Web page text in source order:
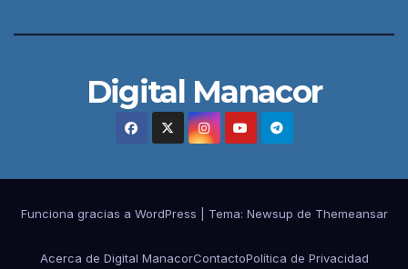
Digital Manacor
Funciona gracias a WordPress Tema: Newsup de Themeansar
Acerca de Digital ManacorContactoPolítica de Privacidad